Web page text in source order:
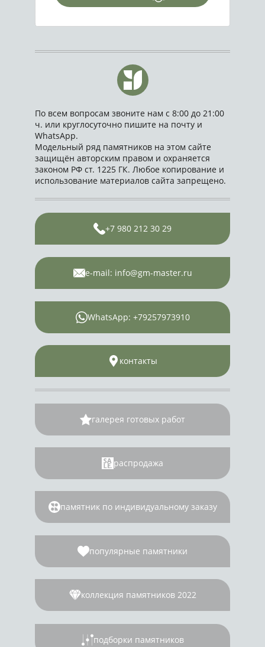
По всем вопросам звоните нам с 8:00 до 21:00
ч. или круглосуточно пишите на почту и
WhatsApp.
Модельный ряд памятников на этом сайте
защищён авторским правом и охраняется
законом РФ ст. 1225 ГК. Любое копирование и
использование материалов сайта запрещено.
+7 980 212 30 29
e-mail: info@gm-master.ru
WhatsApp: +79257973910
контакты
галерея готовых работ
распродажа
памятник по индивидуальному заказу
популярные памятники
коллекция памятников 2022
подборки памятников